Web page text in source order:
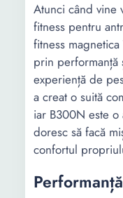
Atunci când vine
fitness pentru
fitness
prin performanță
experiență de
a creat o suită
iar B300N este
doresc să facă
confortul